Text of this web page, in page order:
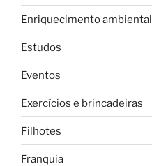
Enriquecimento ambiental
Estudos
Eventos
Exercícios e brincadeiras
Filhotes
Franquia